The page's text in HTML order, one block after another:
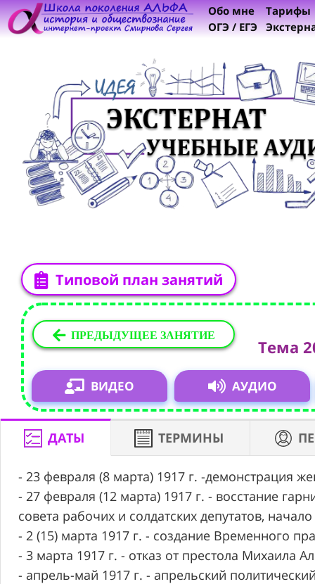
Обо мне
ОГЭ / ЕГЭ
Тарифы
Типовой план занятий
ПРЕДЫДУЩЕЕ ЗАНЯТИЕ
Тема
ВИДЕО АУДИО
ДАТЫ ТЕРМИНЫ
- 23 февраля (8 марта) 1917 г. -демонстрация
- 27 февраля (12 марта) 1917 г. - восстание
совета рабочих и солдатских депутатов,
- 2 (15) марта 1917 г. - создание Временного
- 3 марта 1917 г. - отказ от престола Михаила
- апрель-май 1917 г. - апрельский